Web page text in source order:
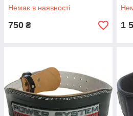
Немає в наявності
750 ₴ 1